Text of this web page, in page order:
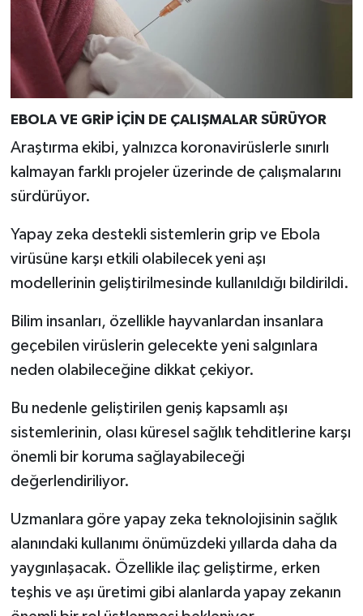
EBOLA VE GRİP İÇİN DE ÇALIŞMALAR SÜRÜYOR
Araştırma ekibi, yalnızca koronavirüslerle sınırlı
kalmayan farklı projeler üzerinde de çalışmalarını
sürdürüyor.
Yapay zeka destekli sistemlerin grip ve Ebola
virüsüne karşı etkili olabilecek yeni aşı
modellerinin geliştirilmesinde kullanıldığı bildirildi.
Bilim insanları, özellikle hayvanlardan insanlara
geçebilen virüslerin gelecekte yeni salgınlara
neden olabileceğine dikkat çekiyor.
Bu nedenle geliştirilen geniş kapsamlı aşı
sistemlerinin, olası küresel sağlık tehditlerine karşı
önemli bir koruma sağlayabileceği
değerlendiriliyor.
Uzmanlara göre yapay zeka teknolojisinin sağlık
alanındaki kullanımı önümüzdeki yıllarda daha da
yaygınlaşacak. Özellikle ilaç geliştirme, erken
teşhis ve aşı üretimi gibi alanlarda yapay zekanın